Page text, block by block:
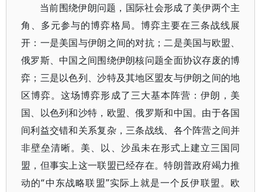
当前围绕伊朗问题，国际社会形成了美伊两个主
角、多元参与的博弈格局。博弈主要在三条战线展
开：一是美国与伊朗之间的对抗；二是美国与欧盟、
俄罗斯、中国之间围绕伊朗核问题全面协议存废的博
弈；三是以色列、沙特及其地区盟友与伊朗之间的地
区博弈。这场博弈形成了三大基本阵营：伊朗，美
国、以色列和沙特，欧盟、俄罗斯和中国。由于各国
间利益交错和关系复杂，三条战线、各个阵营之间并
非壁垒清晰。美、以、沙虽未在形式上建立三国同
盟，但事实上这一联盟已经存在。特朗普政府竭力推
动的“中东战略联盟”实际上就是一个反伊联盟。欧